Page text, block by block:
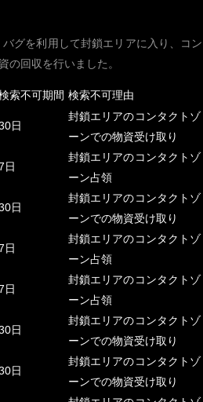
グを利用して封鎖エリアに入り、コン
の回収を行いました。
索不可期間 検索不可理由
日
封鎖エリアのコンタクトゾ
ーンでの物資受け取り
日
封鎖エリアのコンタクトゾ
ーン占領
日
封鎖エリアのコンタクトゾ
ーンでの物資受け取り
日
封鎖エリアのコンタクトゾ
ーン占領
日
封鎖エリアのコンタクトゾ
ーン占領
日
封鎖エリアのコンタクトゾ
ーンでの物資受け取り
日
封鎖エリアのコンタクトゾ
ーンでの物資受け取り